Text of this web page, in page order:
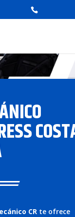
CRte ofrece